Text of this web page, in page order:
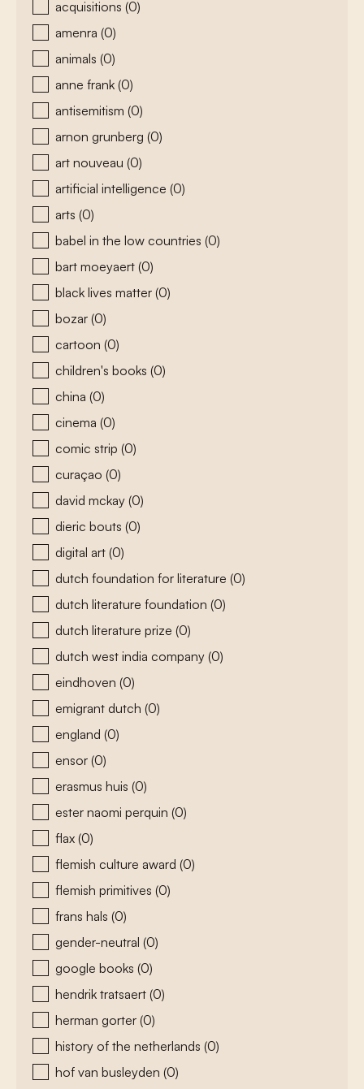
acquisitions (0)
amenra (0)
animals (0)
anne frank (0)
antisemitism (0)
arnon grunberg (0)
art nouveau (0)
artificial intelligence (0)
arts (0)
babel in the low countries (0)
bart moeyaert (0)
black lives matter (0)
bozar (0)
cartoon (0)
children's books (0)
china (0)
cinema (0)
comic strip (0)
curaçao (0)
david mckay (0)
dieric bouts (0)
digital art (0)
dutch foundation for literature (0)
dutch literature foundation (0)
dutch literature prize (0)
dutch west india company (0)
eindhoven (0)
emigrant dutch (0)
england (0)
ensor (0)
erasmus huis (0)
ester naomi perquin (0)
flax (0)
flemish culture award (0)
flemish primitives (0)
frans hals (0)
gender-neutral (0)
google books (0)
hendrik tratsaert (0)
herman gorter (0)
history of the netherlands (0)
hof van busleyden (0)